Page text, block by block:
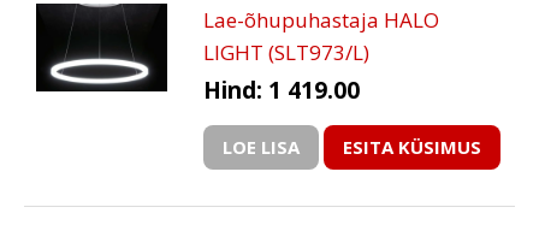
Lae-õhupuhastaja HALO
LIGHT (SLT973/L)
Hind: 1 419.00
LOE LISA ESITA KÜSIMUS